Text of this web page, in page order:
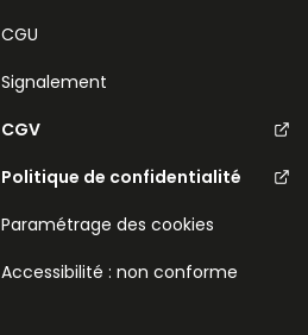
CGU
Signalement
CGV
Politique de confidentialité
Paramétrage des cookies
Accessibilité : non conforme